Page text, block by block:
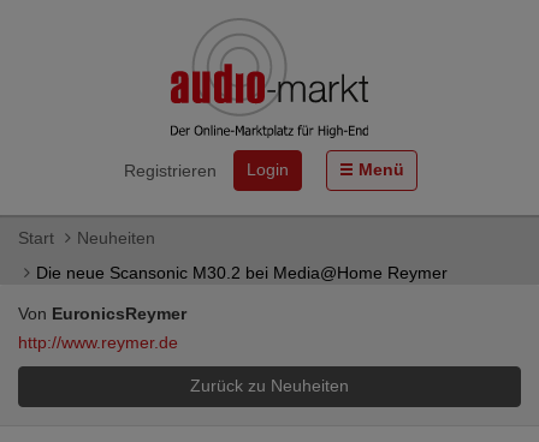
Registrieren Login Menü
Start
Neuheiten
Die neue Scansonic M30.2 bei Media@Home Reymer
Von EuronicsReymer
http://www.reymer.de
Zurück zu Neuheiten